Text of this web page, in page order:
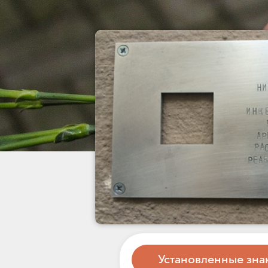
Установленные